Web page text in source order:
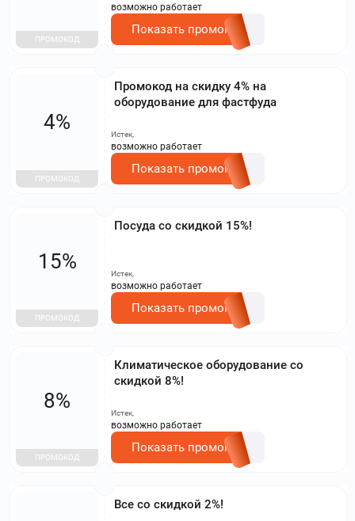
ПРОМОКОД
возможно работает
Показать промокод
Промокод на скидку 4% на
оборудование для фастфуда
4%
ПРОМОКОД
Истек,
возможно работает
Показать промокод
Посуда со скидкой 15%!
15%
ПРОМОКОД
Истек,
возможно работает
Показать промокод
Климатическое оборудование со
скидкой 8%!
8%
ПРОМОКОД
Истек,
возможно работает
Показать промокод
Все со скидкой 2%!